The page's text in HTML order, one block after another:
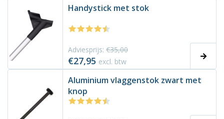
Handystick met stok
Adviesprijs: €35,00
€27,95 excl. btw
Aluminium vlaggenstok zwart met
knop